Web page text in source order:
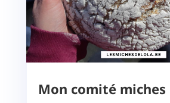
Mon comité miches